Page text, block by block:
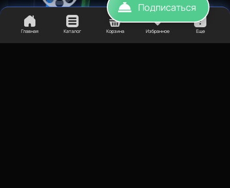
Главная Каталог Корзина Избранное Еще
Подписаться